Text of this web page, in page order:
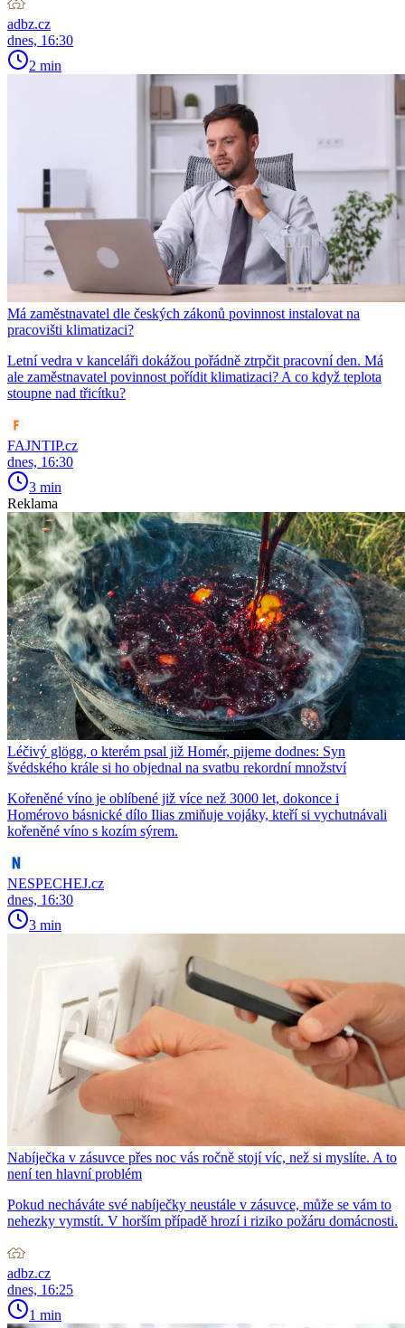
adbz.cz
dnes, 16:30
2 min
Má zaměstnavatel dle českých zákonů povinnost instalovat na
pracovišti klimatizaci?
Letní vedra v kanceláři dokážou pořádně ztrpčit pracovní den. Má
ale zaměstnavatel povinnost pořídit klimatizaci? A co když teplota
stoupne nad třicítku?
FAJNTIP.cz
dnes, 16:30
3 min
Reklama
Léčivý glögg, o kterém psal již Homér, pijeme dodnes: Syn
švédského krále si ho objednal na svatbu rekordní množství
Kořeněné víno je oblíbené již více než 3000 let, dokonce i
Homérovo básnické dílo Ilias zmiňuje vojáky, kteří si vychutnávali
kořeněné víno s kozím sýrem.
NESPECHEJ.cz
dnes, 16:30
3 min
Nabíječka v zásuvce přes noc vás ročně stojí víc, než si myslíte. A to
není ten hlavní problém
Pokud necháváte své nabíječky neustále v zásuvce, může se vám to
nehezky vymstít. V horším případě hrozí i riziko požáru domácnosti.
adbz.cz
dnes, 16:25
1 min